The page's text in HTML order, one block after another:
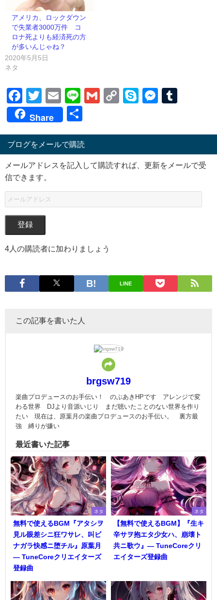
アメリカ、ロックダウン
で失業者3000万件 コ
ロナ死よりも経済死の方
が多いんじゃね？
2020年5月5日
ネタ
Facebook
Twitter
EmailLineGmailCopySkype
Share
ブログをメールで購読
メールアドレスを記入して購読すれば、更新をメールで受
信できます。
登録
4人の購読者に加わりましょう
LINE
この記事を書いた人
brgsw719
楽曲プロデュースのお手伝い！ のぶあきHPです アレンジで変
わる世界 DJより音源いじり まだ聴いたことのない世界を作り
たい 現在は、原葉月の楽曲プロデュースのお手伝い。 裏方最
強 縛りが嫌い
最近書いた記事
ネタ
無料で使えるBGM『アタシヲ
見ル眼差シニ狂ワサレ、叫ビ
ナガラ快感ニ堕チル』原葉月
― TuneCoreクリエイターズ
登録曲
ネタ
【無料で使えるBGM】『生キ
辛サヲ抱エタ少女ハ、崩壊ト
共ニ歌ウ』― TuneCoreクリ
エイターズ登録曲